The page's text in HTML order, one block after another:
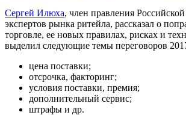
Сергей Илюха, член правления
экспертов рынка ритейла, рассказал о
торговле, ее новых правилах, рисках и
выделил следующие темы переговоров
цена поставки;
отсрочка, факторинг;
условия поставки, премия;
дополнительный сервис;
штрафы и др.